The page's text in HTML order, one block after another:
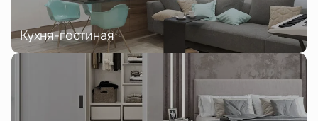
Кухня-гостиная